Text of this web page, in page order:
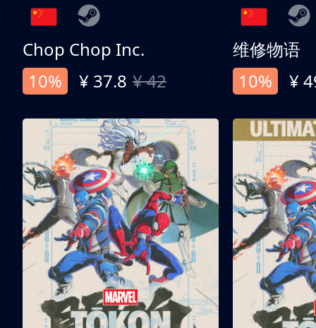
Chop Chop Inc.
10%
¥ 37.8 ¥ 42
维修物语
10%
¥